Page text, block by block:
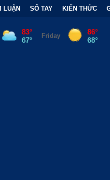
LUẬN SỔ TAY KIẾN THỨC